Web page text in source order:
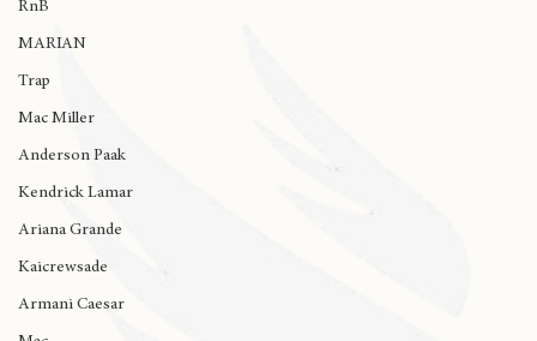
RnB
MARIAN
Trap
Mac Miller
Anderson Paak
Kendrick Lamar
Ariana Grande
Kaicrewsade
Armani Caesar